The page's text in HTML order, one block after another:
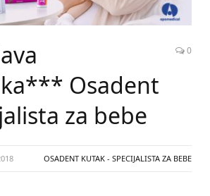
Osadent
za bebe
0
OSADENT KUTAK - SPECIJALISTA ZA BEBE